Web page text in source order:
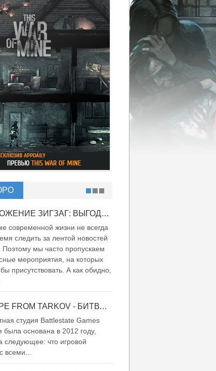
ПРИЛОЖЕНИЕ ЗИГЗАГ: ВЫГОДНО ВДВОЙНЕ!
современной жизни не всегда
следить за лентой новостей
Поэтому мы часто пропускаем
мероприятия, на которых
присутствовать. А как обидно,
ESCAPE FROM TARKOV - БИТВА ЗА ТАРКОВ
студия Battlestate Games
была основана в 2012 году,
следующее: что игровой
всеми...